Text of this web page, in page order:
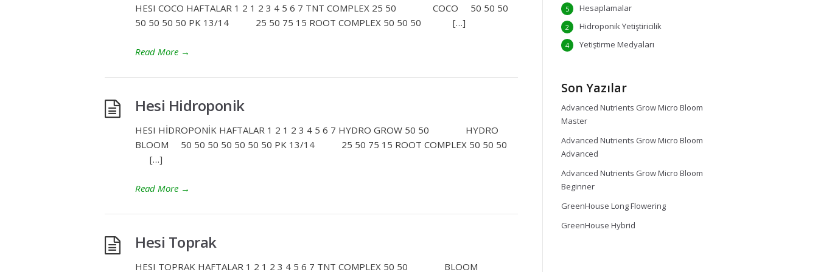
HESI COCO HAFTALAR 1 2 1 2 3 4 5 6 7 TNT COMPLEX 25 50 COCO 50 50 50
50 50 50 50 PK 13/14 25 50 75 15 ROOT COMPLEX 50 50 50 […]
Read More →
Hesi Hidroponik
HESI HİDROPONİK HAFTALAR 1 2 1 2 3 4 5 6 7 HYDRO GROW 50 50 HYDRO
BLOOM 50 50 50 50 50 50 50 PK 13/14 25 50 75 15 ROOT COMPLEX 50 50 50
[…]
Read More →
Hesi Toprak
HESI TOPRAK HAFTALAR 1 2 1 2 3 4 5 6 7 TNT COMPLEX 50 50 BLOOM
Hesaplamalar
5
Hidroponik Yetiştiricilik
2
Yetiştirme Medyaları
4
Son Yazılar
Advanced Nutrients Grow Micro Bloom
Master
Advanced Nutrients Grow Micro Bloom
Advanced
Advanced Nutrients Grow Micro Bloom
Beginner
GreenHouse Long Flowering
GreenHouse Hybrid